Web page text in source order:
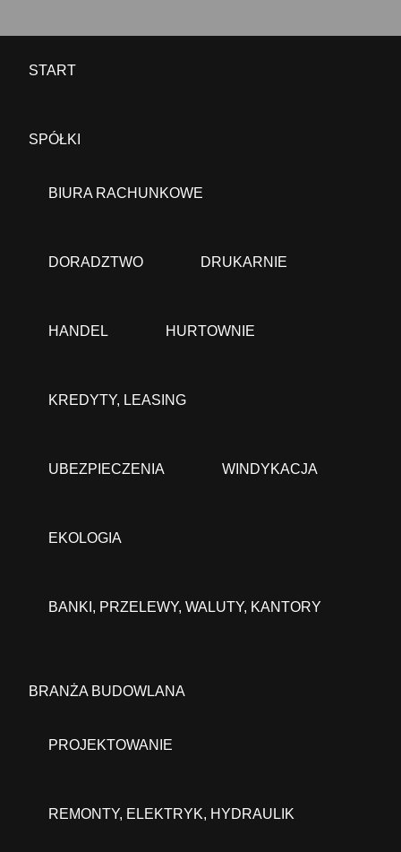
START
SPÓŁKI
BIURA RACHUNKOWE
DORADZTWO DRUKARNIE
HANDEL HURTOWNIE
KREDYTY, LEASING
UBEZPIECZENIA WINDYKACJA
EKOLOGIA
BANKI, PRZELEWY, WALUTY, KANTORY
BRANŻA BUDOWLANA
PROJEKTOWANIE
REMONTY, ELEKTRYK, HYDRAULIK